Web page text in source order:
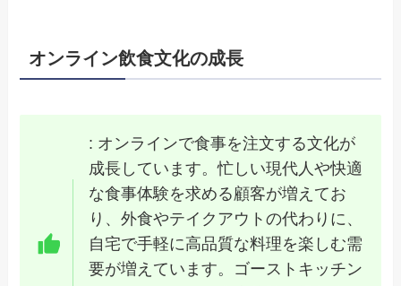
オンライン飲食文化の成長
: オンラインで食事を注文する文化が
成長しています。忙しい現代人や快適
な食事体験を求める顧客が増えてお
り、外食やテイクアウトの代わりに、
自宅で手軽に高品質な料理を楽しむ需
要が増えています。ゴーストキッチン